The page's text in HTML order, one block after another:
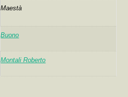
Maestà
Buono
Montali Roberto